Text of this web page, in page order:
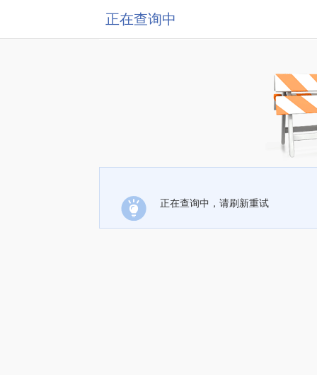
正在查询中
正在查询中，请刷新重试